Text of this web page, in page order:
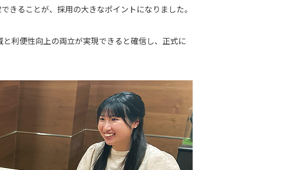
きることが、採用の大きなポイントになりました。
利便性向上の両立が実現できると確信し、正式に